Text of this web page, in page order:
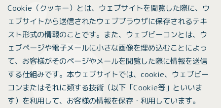
Cookie（クッキー）とは、ウェブサイトを閲覧した際に、ウ
ェブサイトから送信されたウェブブラウザに保存されるテキ
スト形式の情報のことです。また、ウェブビーコンとは、ウ
ェブページや電子メールに小さな画像を埋め込むことによっ
て、お客様がそのページやメールを閲覧した際に情報を送信
する仕組みです。本ウェブサイトでは、cookie、ウェブビー
コンまたはそれに類する技術（以下「Cookie等」といいま
す）を利用して、お客様の情報を保存・利用しています。